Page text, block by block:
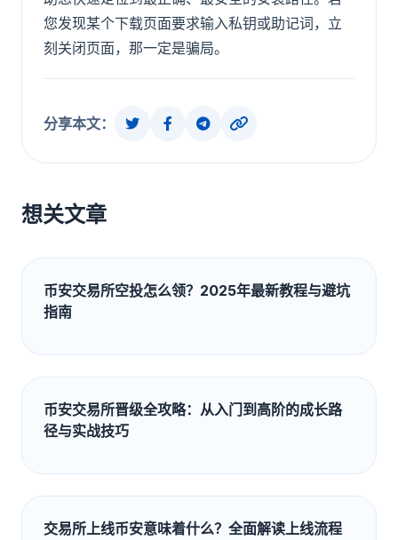
您发现某个下载页面要求输入私钥或助记词，立
刻关闭页面，那一定是骗局。
分享本文：
想关文章
币安交易所空投怎么领？2025年最新教程与避坑
指南
币安交易所晋级全攻略：从入门到高阶的成长路
径与实战技巧
交易所上线币安意味着什么？全面解读上线流程